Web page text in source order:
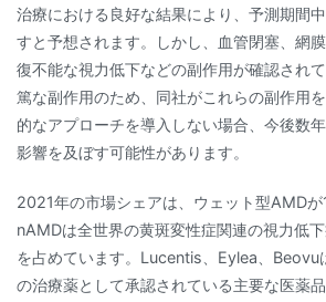
治療における良好な結果により、予測期間
すと予想されます。しかし、血管閉塞、網
復不能な視力低下などの副作用が確認され
篤な副作用のため、同社がこれらの副作用
的なアプローチを導入しない場合、今後数
影響を及ぼす可能性があります。
2021年の市場シェアは、ウェット型AMDが
nAMDは全世界の黄斑変性症関連の視力低
を占めています。Lucentis、Eylea、Beovu
の治療薬として承認されている主要な医薬